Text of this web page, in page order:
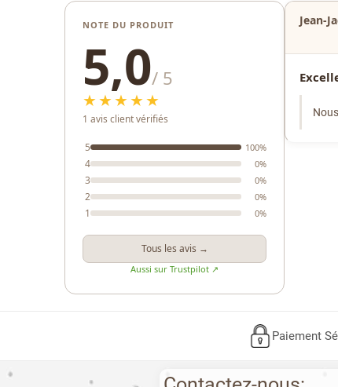
NOTE DU PRODUIT
5,0/ 5
★★★★★
1 avis client vérifiés
5 100%
4 0%
3 0%
2 0%
1 0%
Tous les avis →
Aussi sur Trustpilot ↗
Jean-
Paiement